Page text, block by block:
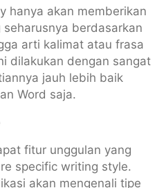
hanya akan memberikan
berdasarkan
arti kalimat atau frasa
dilakukan dengan sangat
jauh lebih baik
Word saja.
fitur unggulan yang
specific writing style.
akan mengenali tipe